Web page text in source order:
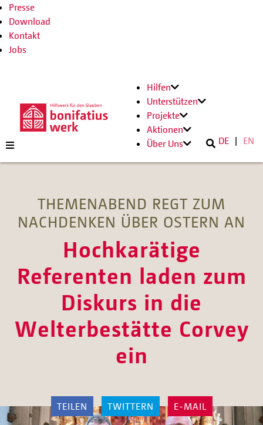
Presse
Download
Kontakt
Jobs
Hilfen
Unterstützen
Projekte
Aktionen
Über Uns
DE EN
THEMENABEND REGT ZUM
NACHDENKEN ÜBER OSTERN AN
Hochkarätige
Referenten laden zum
Diskurs in die
Welterbestätte Corvey
ein
TEILEN TWITTERN E-MAIL